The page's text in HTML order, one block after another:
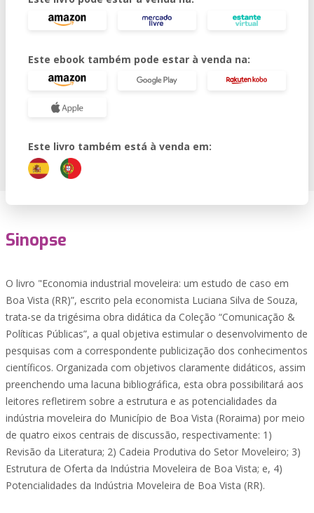
Este ebook também pode estar à venda na:
Este livro também está à venda em:
Sinopse
O livro "Economia industrial moveleira: um estudo de caso em
Boa Vista (RR)”, escrito pela economista Luciana Silva de Souza,
trata-se da trigésima obra didática da Coleção “Comunicação &
Políticas Públicas”, a qual objetiva estimular o desenvolvimento de
pesquisas com a correspondente publicização dos conhecimentos
científicos. Organizada com objetivos claramente didáticos, assim
preenchendo uma lacuna bibliográfica, esta obra possibilitará aos
leitores refletirem sobre a estrutura e as potencialidades da
indústria moveleira do Município de Boa Vista (Roraima) por meio
de quatro eixos centrais de discussão, respectivamente: 1)
Revisão da Literatura; 2) Cadeia Produtiva do Setor Moveleiro; 3)
Estrutura de Oferta da Indústria Moveleira de Boa Vista; e, 4)
Potencialidades da Indústria Moveleira de Boa Vista (RR).